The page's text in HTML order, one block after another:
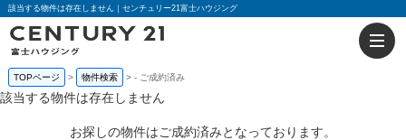
該当する物件は存在しません｜センチュリー21富士ハウジング
TOPページ 物件検索 - ご成約済み
該当する物件は存在しません
お探しの物件はご成約済みとなっております。